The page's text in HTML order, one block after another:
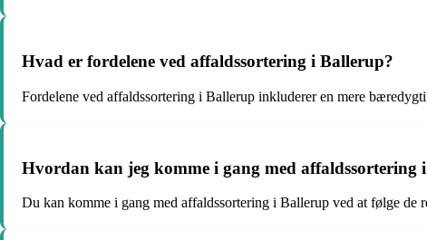
Hvad er fordelene ved affaldssortering i Ballerup?
Fordelene ved affaldssortering i Ballerup inkluderer en mere
Hvordan kan jeg komme i gang med affaldssortering
Du kan komme i gang med affaldssortering i Ballerup ved at følge de